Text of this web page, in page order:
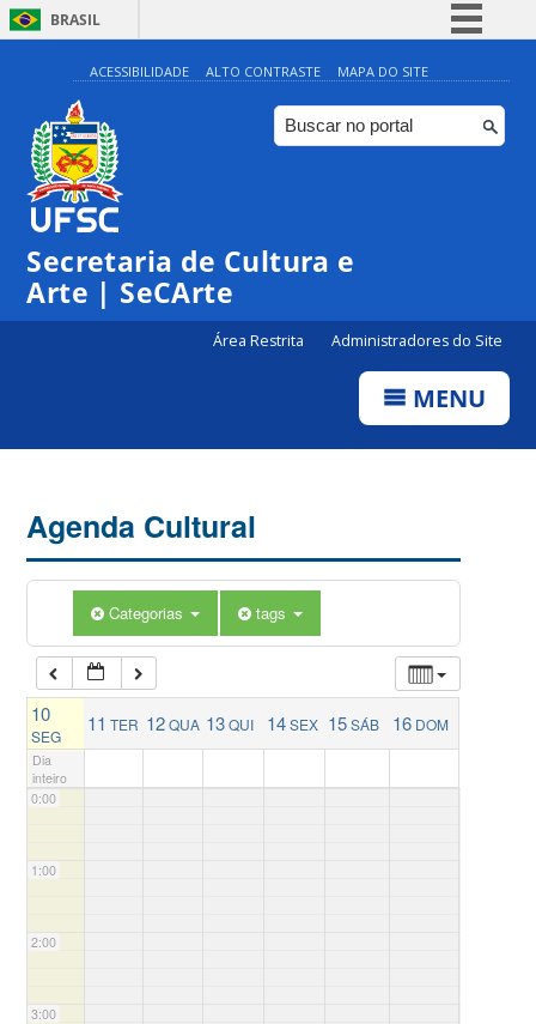
BRASIL
Simplifique!
Comunica BR
Participe
ACESSIBILIDADE ALTO CONTRASTE MAPA DO SITE
Secretaria de Cultura e
Arte | SeCArte
Área Restrita Administradores do Site
MENU
Agenda Cultural
Categorias tags
10
SEG
11 TER 12QUA 13QUI 14SEX 15SÁB 16 DOM
Dia
inteiro
0:00
1:00
2:00
3:00